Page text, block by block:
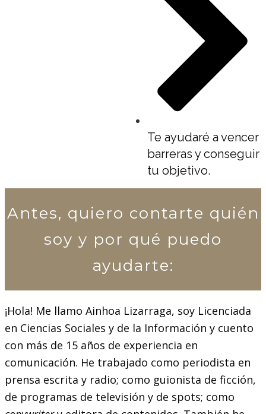
Te ayudaré a vencer
barreras y conseguir
tu objetivo.
Antes, quiero contarte quién
soy y por qué puedo
ayudarte:
¡Hola! Me llamo Ainhoa Lizarraga, soy Licenciada
en Ciencias Sociales y de la Información y cuento
con más de 15 años de experiencia en
comunicación. He trabajado como periodista en
prensa escrita y radio; como guionista de ficción,
de programas de televisión y de spots; como